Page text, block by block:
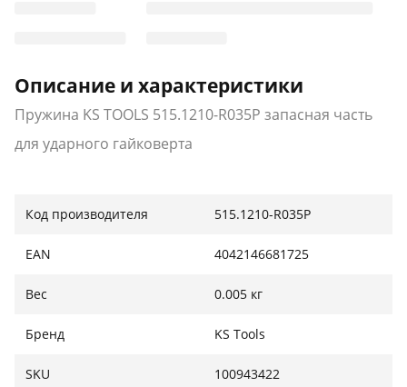
Описание и характеристики
Пружина KS TOOLS 515.1210-R035P запасная часть
для ударного гайковерта
Код производителя 515.1210-R035P
EAN 4042146681725
Вес 0.005 кг
Бренд KS Tools
SKU 100943422